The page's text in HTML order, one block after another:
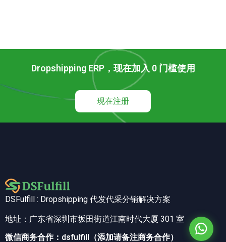
Dropshipping ERP，现在加入 0 门槛使用
现在注册
DSFulfill : Dropshipping 代发代采分销解决方案
地址：广东省深圳市坂田街道江南时代大厦 301 室
微信商务合作：dsfulfill（添加请备注商务合作）